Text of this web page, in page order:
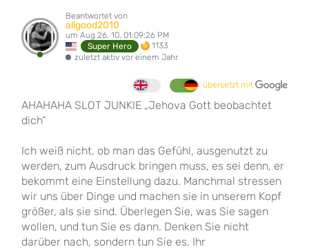
Beantwortet von
allgood2010
um Aug 26, 10, 01:09:26 PM
Super Hero
1133
zuletzt aktiv vor einem Jahr
übersetzt mit
AHAHAHA SLOT JUNKIE „Jehova Gott beobachtet
dich“
Ich weiß nicht, ob man das Gefühl, ausgenutzt zu
werden, zum Ausdruck bringen muss, es sei denn, er
bekommt eine Einstellung dazu. Manchmal stressen
wir uns über Dinge und machen sie in unserem Kopf
größer, als sie sind. Überlegen Sie, was Sie sagen
wollen, und tun Sie es dann. Denken Sie nicht
darüber nach, sondern tun Sie es. Ihr